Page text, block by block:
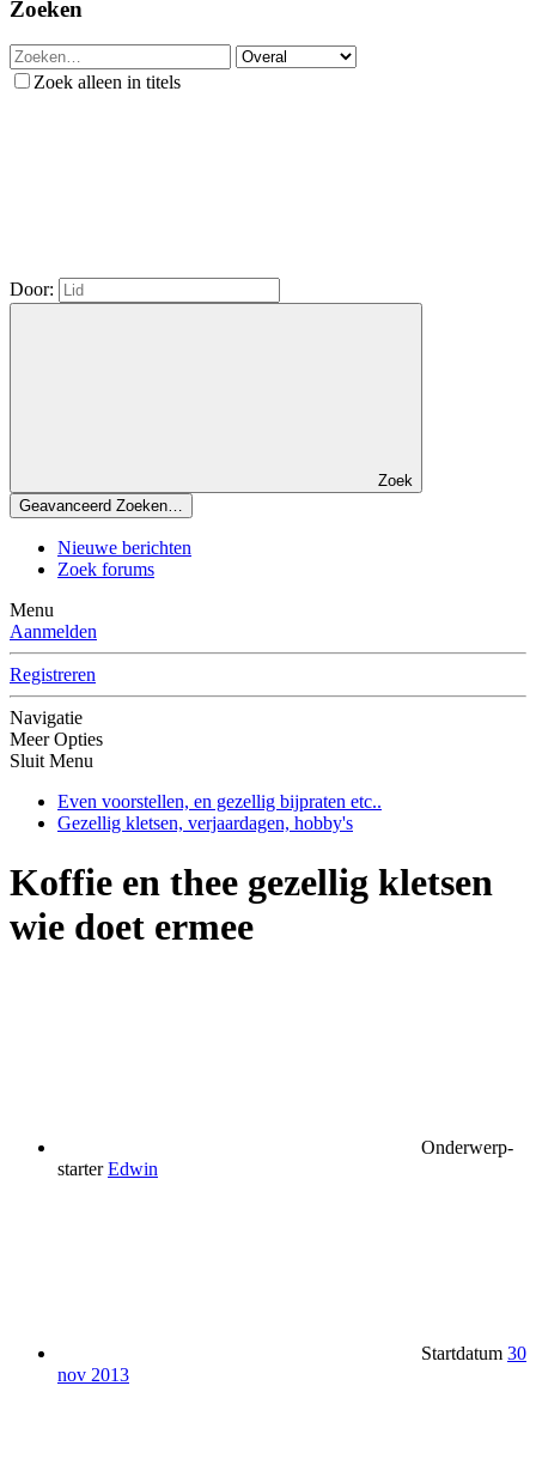
Zoeken
Zoek alleen in titels
Door:
Zoek
Geavanceerd Zoeken…
Nieuwe berichten
Zoek forums
Menu
Aanmelden
Registreren
Navigatie
Meer Opties
Sluit Menu
Even voorstellen, en gezellig bijpraten etc..
Gezellig kletsen, verjaardagen, hobby's
Koffie en thee gezellig kletsen
wie doet ermee
Onderwerp-
starter Edwin
Startdatum 30
nov 2013